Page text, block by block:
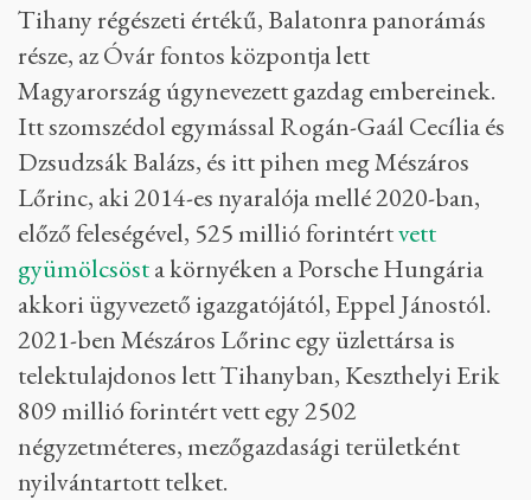
Tihany régészeti értékű, Balatonra panorámás
része, az Óvár fontos központja lett
Magyarország úgynevezett gazdag embereinek.
Itt szomszédol egymással Rogán-Gaál Cecília és
Dzsudzsák Balázs, és itt pihen meg Mészáros
Lőrinc, aki 2014-es nyaralója mellé 2020-ban,
előző feleségével, 525 millió forintértvett
gyümölcsösta környéken a Porsche Hungária
akkori ügyvezető igazgatójától, Eppel Jánostól.
2021-ben Mészáros Lőrinc egy üzlettársa is
telektulajdonos lett Tihanyban, Keszthelyi Erik
809 millió forintért vett egy 2502
négyzetméteres, mezőgazdasági területként
nyilvántartott telket.